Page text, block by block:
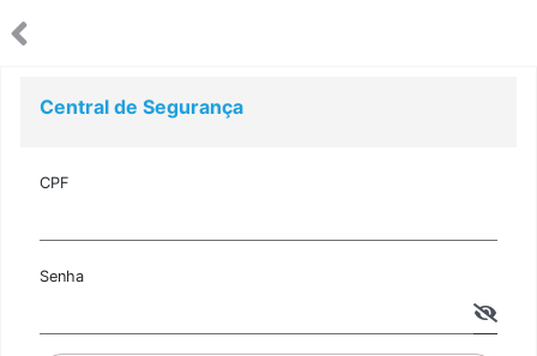
Central de Segurança
CPF
Senha